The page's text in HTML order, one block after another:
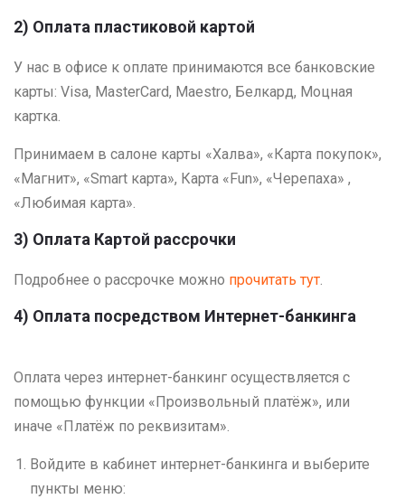
2) Оплата пластиковой картой
У нас в офисе к оплате принимаются все банковские
карты: Visa, MasterCard, Maestro, Белкард, Моцная
картка.
Принимаем в салоне карты «Халва», «Карта покупок»,
«Магнит», «Smart карта», Карта «Fun», «Черепаха» ,
«Любимая карта».
3) Оплата Картой рассрочки
Подробнее о рассрочке можно прочитать тут.
4) Оплата посредством Интернет-банкинга
Оплата через интернет-банкинг осуществляется с
помощью функции «Произвольный платёж», или
иначе «Платёж по реквизитам».
Войдите в кабинет интернет-банкинга и выберите
пункты меню: